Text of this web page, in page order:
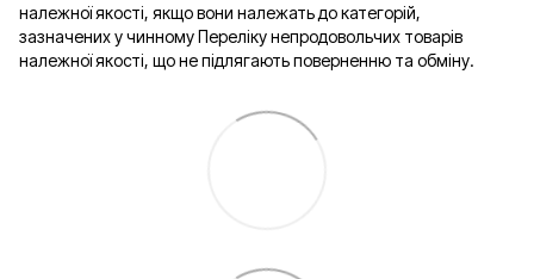
належної якості, якщо вони належать до категорій,
зазначених у чинному Переліку непродовольчих товарів
належної якості, що не підлягають поверненню та обміну.